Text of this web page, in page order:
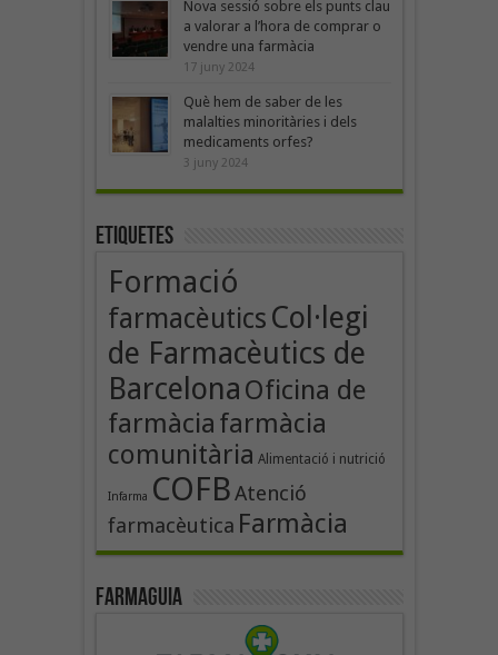
Nova sessió sobre els punts clau
a valorar a l’hora de comprar o
vendre una farmàcia
17 juny 2024
Què hem de saber de les
malalties minoritàries i dels
medicaments orfes?
3 juny 2024
Etiquetes
Formació
farmacèutics Col·legi
de Farmacèutics de
Barcelona Oficina de
farmàcia farmàcia
comunitària Alimentació i nutrició
Infarma COFBAtenció
farmacèutica Farmàcia
Farmaguia